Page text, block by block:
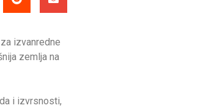
izvanredne
zemlja na
i izvrsnosti,